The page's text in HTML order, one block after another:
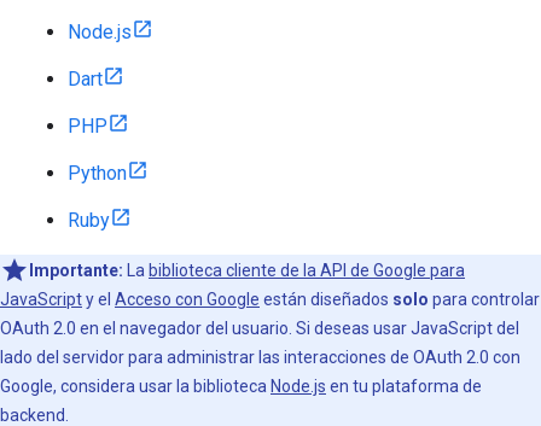
Node.js
Dart
PHP
Python
Ruby
Importante: La biblioteca cliente de la API de Google para
JavaScripty el Acceso con Google están diseñados solo para controlar
OAuth 2.0 en el navegador del usuario. Si deseas usar JavaScript del
lado del servidor para administrar las interacciones de OAuth 2.0 con
Google, considera usar la biblioteca Node.js en tu plataforma de
backend.